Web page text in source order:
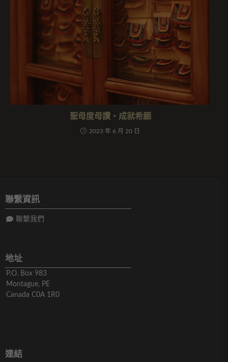
聖母度母讚・成就希願
2023 年 6 月 20 日
聯繫資訊
聯繫我們
地址
P.O. Box 983
Montague, PE
Canada C0A 1R0
連結